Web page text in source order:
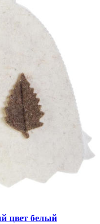
цвет белый